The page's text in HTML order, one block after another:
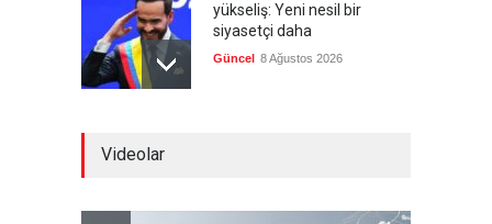
yükseliş: Yeni nesil bir
siyasetçi daha
Güncel 8 Ağustos 2026
Videolar